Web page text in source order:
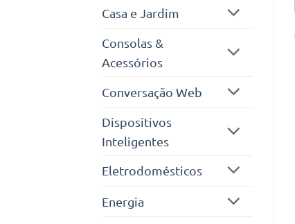
Casa e Jardim
Consolas &
Acessórios
Conversação Web
Dispositivos
Inteligentes
Eletrodomésticos
Energia